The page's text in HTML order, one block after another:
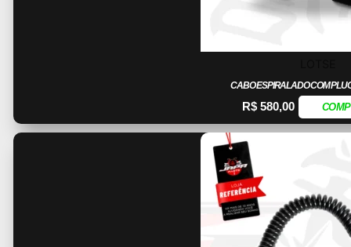
CABO ESPIRALADO COM
R$580,00